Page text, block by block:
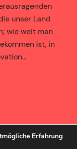
unser Land
wie weit man
ist, in
Erfahrung